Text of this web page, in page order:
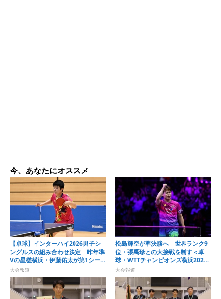
今、あなたにオススメ
【卓球】インターハイ2026男子シ
ングルスの組み合わせ決定 昨年準
Vの星槎横浜・伊藤佑太が第1シー
ドに
大会報道
松島輝空が準決勝へ 世界ランク9
位・張禹珍との大接戦を制す＜卓
球・WTTチャンピオンズ横浜2026
＞
大会報道